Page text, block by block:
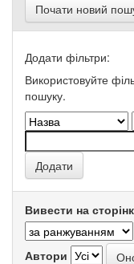
Почати новий
Додати фільтри:
Використовуйте
пошуку.
Вивести на
Автори